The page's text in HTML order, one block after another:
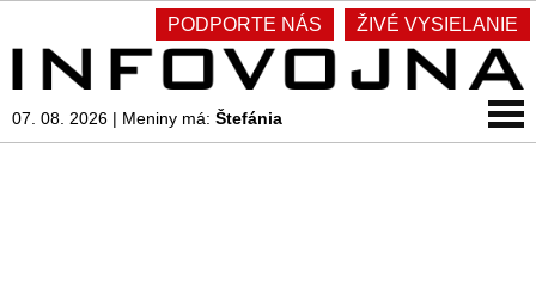
PODPORTE NÁS ŽIVÉ VYSIELANIE
07. 08. 2026 | Meniny má: Štefánia